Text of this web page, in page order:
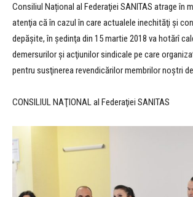
Consiliul Național al Federaţiei SANITAS atrage în
atenţia că în cazul în care actualele inechităţi şi
depăşite, în şedinţa din 15 martie 2018 va hotărî
demersurilor şi acţiunilor sindicale pe care
pentru susţinerea revendicărilor membrilor noştri
CONSILIUL NAŢIONAL al Federaţiei SANITAS